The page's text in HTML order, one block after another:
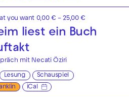
you want 0,00 € – 25,00 €
liest ein Buch
mit Necati Öziri
Lesung
Schauspiel
iCal